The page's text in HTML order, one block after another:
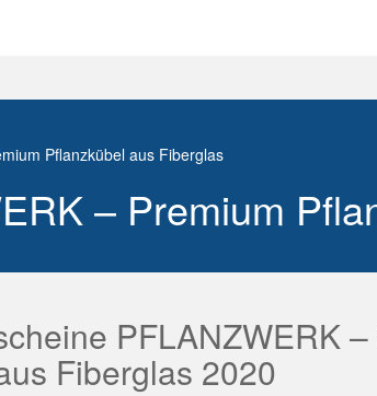
Pflanzkübel aus Fiberglas
– Premium
PFLANZWERK
Fiberglas 2020